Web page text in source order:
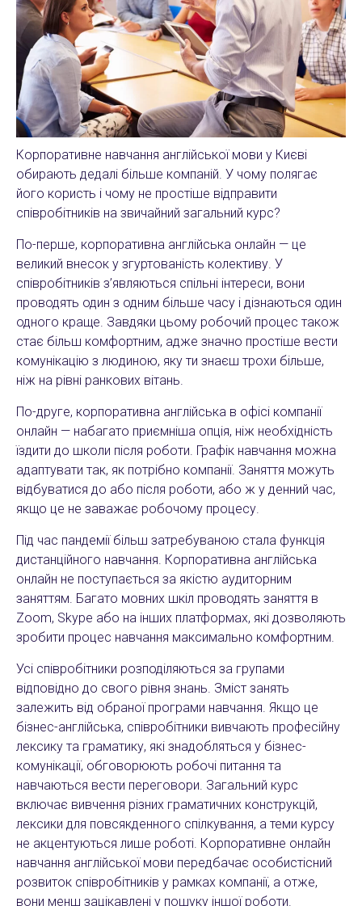
Корпоративне навчання англійської мови у Києві
обирають дедалі більше компаній. У чому полягає
його користь і чому не простіше відправити
співробітників на звичайний загальний курс?
По-перше, корпоративна англійська онлайн — це
великий внесок у згуртованість колективу. У
співробітників з’являються спільні інтереси, вони
проводять один з одним більше часу і дізнаються один
одного краще. Завдяки цьому робочий процес також
стає більш комфортним, адже значно простіше вести
комунікацію з людиною, яку ти знаєш трохи більше,
ніж на рівні ранкових вітань.
По-друге, корпоративна англійська в офісі компанії
онлайн — набагато приємніша опція, ніж необхідність
їздити до школи після роботи. Графік навчання можна
адаптувати так, як потрібно компанії. Заняття можуть
відбуватися до або після роботи, або ж у денний час,
якщо це не заважає робочому процесу.
Під час пандемії більш затребуваною стала функція
дистанційного навчання. Корпоративна англійська
онлайн не поступається за якістю аудиторним
заняттям. Багато мовних шкіл проводять заняття в
Zoom, Skype або на інших платформах, які дозволяють
зробити процес навчання максимально комфортним.
Усі співробітники розподіляються за групами
відповідно до свого рівня знань. Зміст занять
залежить від обраної програми навчання. Якщо це
бізнес-англійська, співробітники вивчають професійну
лексику та граматику, які знадобляться у бізнес-
комунікації, обговорюють робочі питання та
навчаються вести переговори. Загальний курс
включає вивчення різних граматичних конструкцій,
лексики для повсякденного спілкування, а теми курсу
не акцентуються лише роботі. Корпоративне онлайн
навчання англійської мови передбачає особистісний
розвиток співробітників у рамках компанії, а отже,
вони менш зацікавлені у пошуку іншої роботи.